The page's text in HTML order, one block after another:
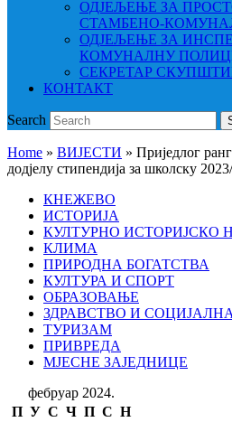
ОДЈЕЉЕЊЕ ЗА
СТАМБЕНО-
ОДЈЕЉЕЊЕ ЗА
КОМУНАЛНУ
СЕКРЕТАР
КОНТАКТ
Search
Home » ВИЈЕСТИ » Приједлог
додјелу стипендија за школску
КНЕЖЕВО
ИСТОРИЈА
КУЛТУРНО ИСТОРИЈСКО
КЛИМА
ПРИРОДНА БОГАТСТВА
КУЛТУРА И СПОРТ
ОБРАЗОВАЊЕ
ЗДРАВСТВО И
ТУРИЗАМ
ПРИВРЕДА
МЈЕСНЕ ЗАЈЕДНИЦЕ
фебруар 2024.
П У С Ч П С Н